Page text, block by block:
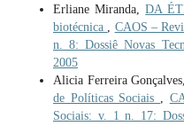
Erliane Miranda,DA
biotécnica , CAOS –
n. 8: Dossiê Novas
2005
Alicia Ferreira Gonçalves,
de Políticas Sociais ,
Sociais: v. 1 n. 17: